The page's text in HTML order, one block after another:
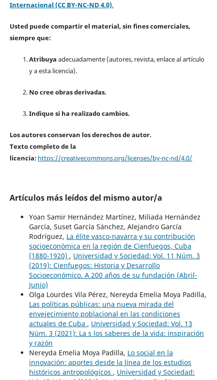
Internacional (CC BY-NC-ND 4.0).
Usted puede compartir el material, sin fines comerciales,
siempre que:
Atribuya adecuadamente (autores, revista, enlace al artículo
y a esta licencia).
No cree obras derivadas.
Indique si ha realizado cambios.
Los autores conservan los derechos de autor.
Texto completo de la
licencia: https://creativecommons.org/licenses/by-nc-nd/4.0/
Artículos más leídos del mismo autor/a
Yoan Samir Hernández Martínez, Miliada Hernández
García, Suset García Sánchez, Alejandro García
Rodríguez, La élite vasco-navarra y su contribución
socioeconómica en la región de Cienfuegos, Cuba
(1880-1920) , Universidad y Sociedad: Vol. 11 Núm. 3
(2019): Cienfuegos: Historia y Desarrollo
Socioeconómico. A 200 años de su fundación (Abril-
Junio)
Olga Lourdes Vila Pérez, Nereyda Emelia Moya Padilla,
Las políticas públicas: una nueva mirada del
envejecimiento poblacional en las condiciones
actuales de Cuba , Universidad y Sociedad: Vol. 13
Núm. 3 (2021): La s los saberes de la vida: inspiración
y razón
Nereyda Emelia Moya Padilla, Lo social en la
innovación: aportes desde la línea de los estudios
históricos antropológicos , Universidad y Sociedad: